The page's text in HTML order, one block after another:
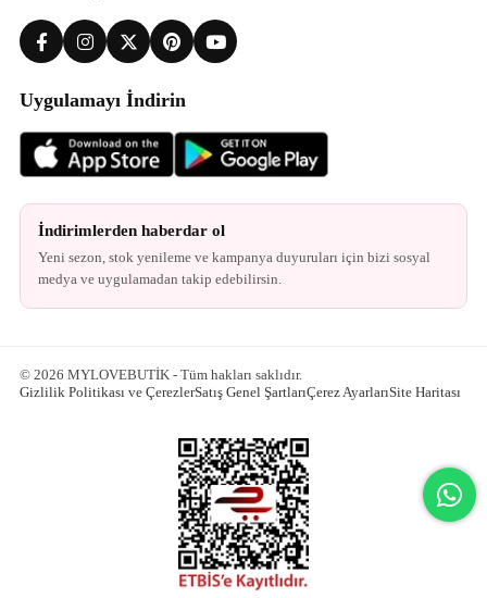
Uygulamayı İndirin
İndirimlerden haberdar ol
Yeni sezon, stok yenileme ve kampanya duyuruları için bizi sosyal
medya ve uygulamadan takip edebilirsin.
© 2026 MYLOVEBUTİK - Tüm hakları saklıdır.
Gizlilik Politikası ve ÇerezlerSatış Genel ŞartlarıÇerez AyarlarıSite Haritası